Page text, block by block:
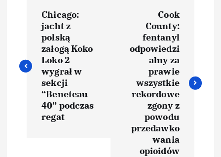
Chicago:
jacht z
polską
załogą Koko
Loko 2
wygrał w
sekcji
“Beneteau
40” podczas
regat
Cook
County:
fentanyl
odpowiedzi
alny za
prawie
wszystkie
rekordowe
zgony z
powodu
przedawko
wania
opioidów